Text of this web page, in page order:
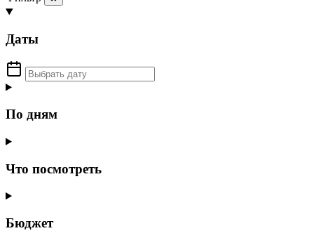
Даты
По дням
Что посмотреть
Бюджет